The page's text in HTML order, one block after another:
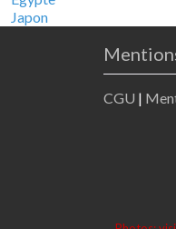
Japon
CGU |